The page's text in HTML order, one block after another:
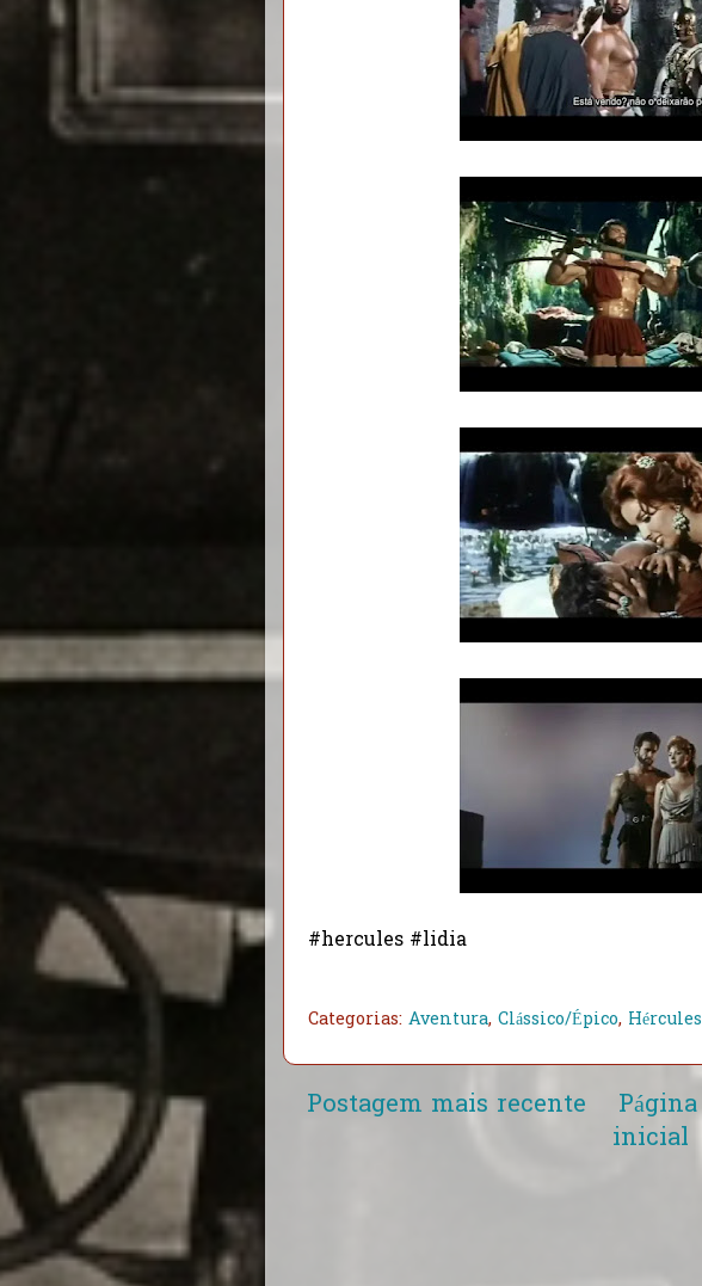
#hercules #lidia
Categorias: Aventura, Clássico/Épico, Hércules
Postagem mais recente
Página
inicial